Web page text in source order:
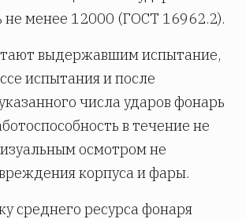
менее 12000 (ГОСТ 16962.2).
выдержавшим испытание,
испытания и после
числа ударов фонарь
в течение не
осмотром не
корпуса и фары.
среднего ресурса фонаря